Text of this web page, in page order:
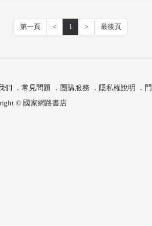
第一頁 < 1 > 最後頁
們 ． 常見問題 ． 團購服務 ． 隱私權說明 ．
© 國家網路書店